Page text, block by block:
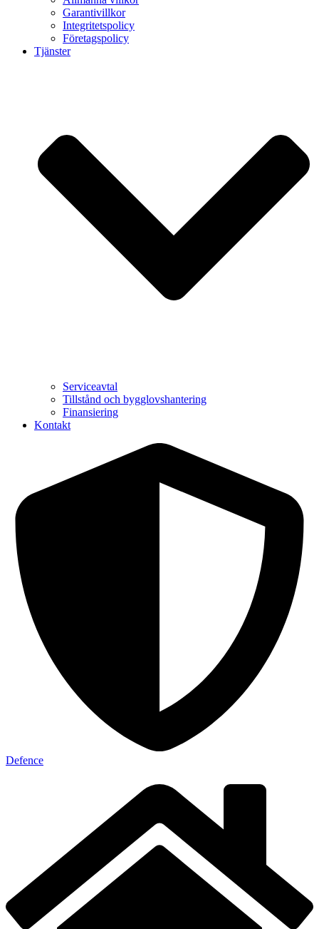
Garantivillkor
Integritetspolicy
Företagspolicy
Tjänster
Serviceavtal
Tillstånd och bygglovshantering
Finansiering
Kontakt
Defence